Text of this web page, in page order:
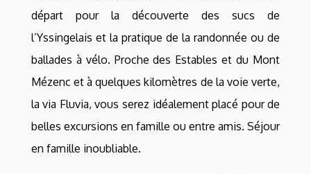
départ pour la découverte des sucs de
l’Yssingelais et la pratique de la randonnée ou de
ballades à vélo. Proche des Estables et du Mont
Mézenc et à quelques kilomètres de la voie verte,
la via Fluvia, vous serez idéalement placé pour de
belles excursions en famille ou entre amis. Séjour
en famille inoubliable.